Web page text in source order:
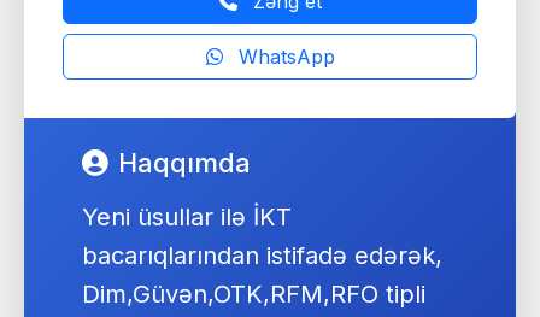
WhatsApp
Haqqımda
Yeni üsullar ilə İKT
bacarıqlarından istifadə edərək,
Dim,Güvən,OTK,RFM,RFO tipli